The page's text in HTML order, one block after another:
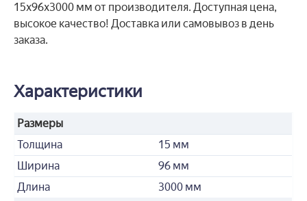
15x96x3000 мм от производителя. Доступная цена,
высокое качество! Доставка или самовывоз в день
заказа.
Характеристики
Размеры
Толщина
15 мм
Ширина
96 мм
Длина
3000 мм